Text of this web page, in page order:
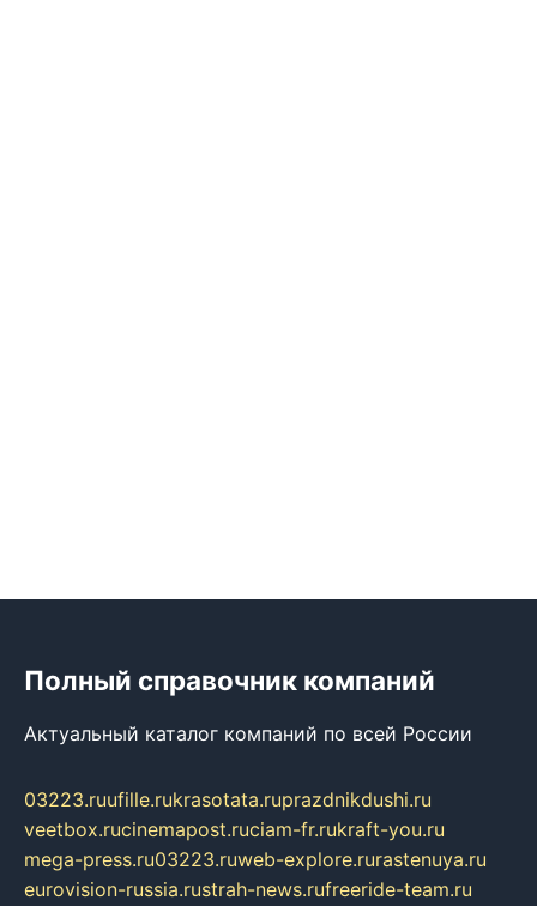
Полный справочник компаний
Актуальный каталог компаний по всей России
03223.ruufille.rukrasotata.ruprazdnikdushi.ru
veetbox.rucinemapost.ruciam-fr.rukraft-you.ru
mega-press.ru03223.ruweb-explore.rurastenuya.ru
eurovision-russia.rustrah-news.rufreeride-team.ru